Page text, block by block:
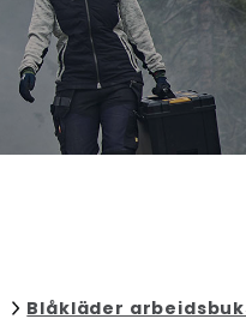
Filtrer etter category:
Blåkläder